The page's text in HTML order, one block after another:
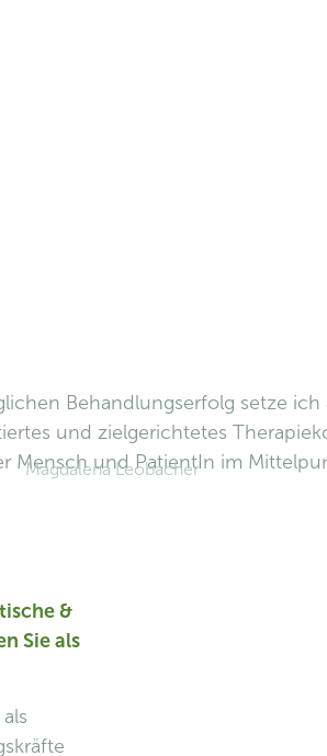
Behandlungserfolg setze ich
und zielgerichtetes
Mensch und PatientIn im
Magdalena Leobacher
&
Sie als